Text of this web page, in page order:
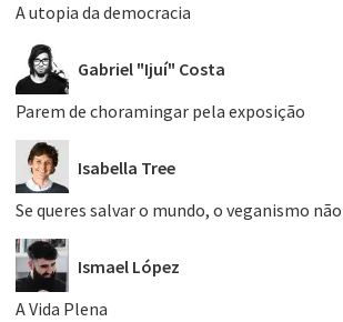
A utopia da democracia
Gabriel "Ijuí" Costa
Parem de choramingar pela exposição
Isabella Tree
Se queres salvar o mundo, o veganismo
Ismael López
A Vida Plena